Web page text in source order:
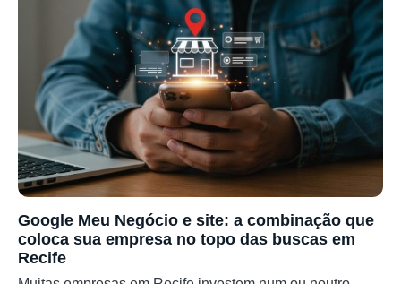
Google Meu Negócio e site: a combinação que
coloca sua empresa no topo das buscas em
Recife